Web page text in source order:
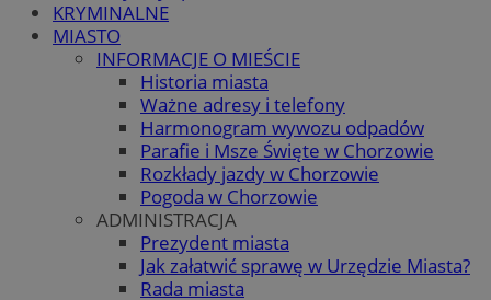
KRYMINALNE
MIASTO
INFORMACJE O MIEŚCIE
Historia miasta
Ważne adresy i telefony
Harmonogram wywozu odpadów
Parafie i Msze Święte w Chorzowie
Rozkłady jazdy w Chorzowie
Pogoda w Chorzowie
ADMINISTRACJA
Prezydent miasta
Jak załatwić sprawę w Urzędzie Miasta?
Rada miasta